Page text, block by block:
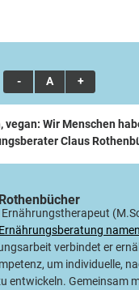
A A A
vegan: Wir Menschen
Claus
Rothenbücher
verbindet er
um individuelle,
entwickeln. Gemeinsam